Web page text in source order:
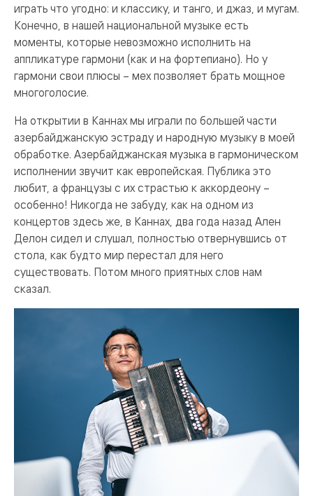
играть что угодно: и классику, и танго, и джаз, и мугам.
Конечно, в нашей национальной музыке есть
моменты, которые невозможно исполнить на
аппликатуре гармони (как и на фортепиано). Но у
гармони свои плюсы – мех позволяет брать мощное
многоголосие.
На открытии в Каннах мы играли по большей части
азербайджанскую эстраду и народную музыку в моей
обработке. Азербайджанская музыка в гармоническом
исполнении звучит как европейская. Публика это
любит, а французы с их страстью к аккордеону –
особенно! Никогда не забуду, как на одном из
концертов здесь же, в Каннах, два года назад Ален
Делон сидел и слушал, полностью отвернувшись от
стола, как будто мир перестал для него
существовать. Потом много приятных слов нам
сказал.